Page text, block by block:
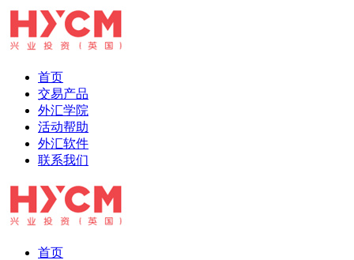
首页
交易产品
外汇学院
活动帮助
外汇软件
联系我们
首页